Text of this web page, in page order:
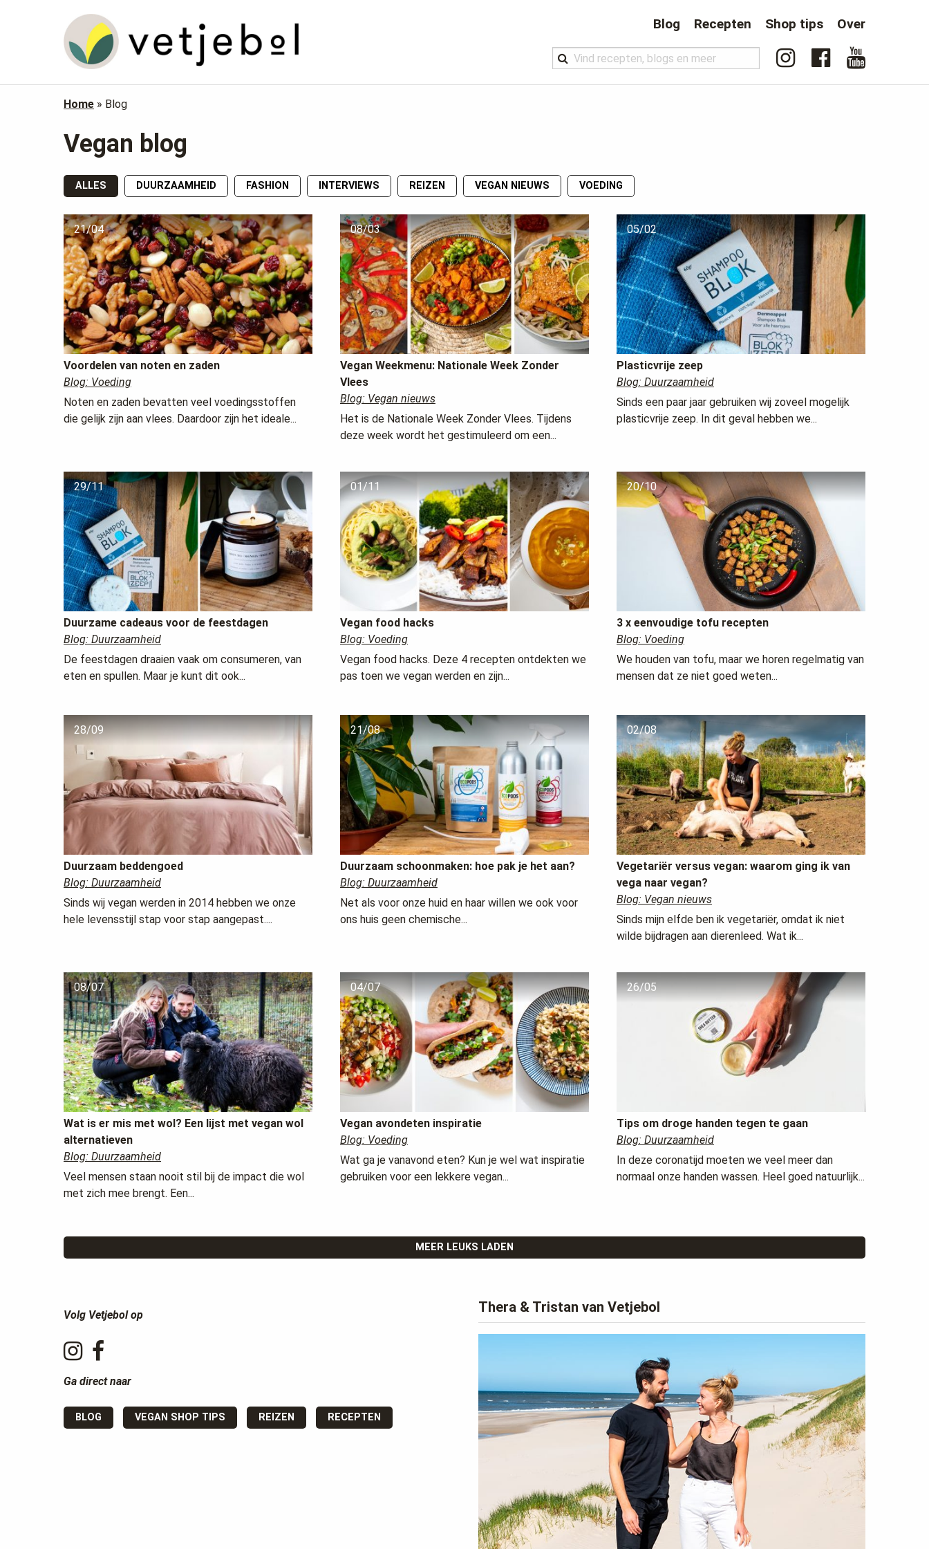
Blog Recepten Shop tips Over
Home » Blog
Vegan blog
ALLES DUURZAAMHEID FASHION INTERVIEWS REIZEN VEGAN NIEUWS VOEDING
21/04
Voordelen van noten en zaden
Blog: Voeding
Noten en zaden bevatten veel voedingsstoffen
die gelijk zijn aan vlees. Daardoor zijn het ideale...
08/03
Vegan Weekmenu: Nationale Week Zonder
Vlees
Blog: Vegan nieuws
Het is de Nationale Week Zonder Vlees. Tijdens
deze week wordt het gestimuleerd om een...
05/02
Plasticvrije zeep
Blog: Duurzaamheid
Sinds een paar jaar gebruiken wij zoveel mogelijk
plasticvrije zeep. In dit geval hebben we...
29/11
Duurzame cadeaus voor de feestdagen
Blog: Duurzaamheid
De feestdagen draaien vaak om consumeren, van
eten en spullen. Maar je kunt dit ook...
01/11
Vegan food hacks
Blog: Voeding
Vegan food hacks. Deze 4 recepten ontdekten we
pas toen we vegan werden en zijn...
20/10
3 x eenvoudige tofu recepten
Blog: Voeding
We houden van tofu, maar we horen regelmatig van
mensen dat ze niet goed weten...
28/09
Duurzaam beddengoed
Blog: Duurzaamheid
Sinds wij vegan werden in 2014 hebben we onze
hele levensstijl stap voor stap aangepast....
21/08
Duurzaam schoonmaken: hoe pak je het aan?
Blog: Duurzaamheid
Net als voor onze huid en haar willen we ook voor
ons huis geen chemische...
02/08
Vegetariër versus vegan: waarom ging ik van
vega naar vegan?
Blog: Vegan nieuws
Sinds mijn elfde ben ik vegetariër, omdat ik niet
wilde bijdragen aan dierenleed. Wat ik...
08/07
Wat is er mis met wol? Een lijst met vegan wol
alternatieven
Blog: Duurzaamheid
Veel mensen staan nooit stil bij de impact die wol
met zich mee brengt. Een...
04/07
Vegan avondeten inspiratie
Blog: Voeding
Wat ga je vanavond eten? Kun je wel wat inspiratie
gebruiken voor een lekkere vegan...
26/05
Tips om droge handen tegen te gaan
Blog: Duurzaamheid
In deze coronatijd moeten we veel meer dan
normaal onze handen wassen. Heel goed natuurlijk...
MEER LEUKS LADEN
Volg Vetjebol op
Ga direct naar
BLOG VEGAN SHOP TIPS REIZEN RECEPTEN
Thera & Tristan van Vetjebol